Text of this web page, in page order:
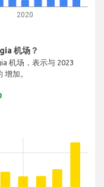
2020
机场？
机场，表示与 2023
增加。